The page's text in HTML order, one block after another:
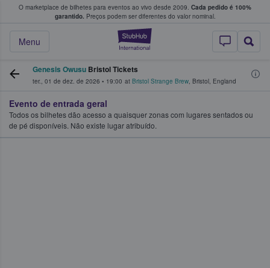
O marketplace de bilhetes para eventos ao vivo desde 2009. Cada pedido é 100%
garantido. Preços podem ser diferentes do valor nominal.
StubHub – onde
Menu
fãs compram e vendem bilhetes
Genesis Owusu Bristol Tickets
ter., 01 de dez. de 2026 • 19:00 at Bristol Strange Brew, Bristol, England
Evento de entrada geral
Todos os bilhetes dão acesso a quaisquer zonas com lugares sentados ou
de pé disponíveis. Não existe lugar atribuído.